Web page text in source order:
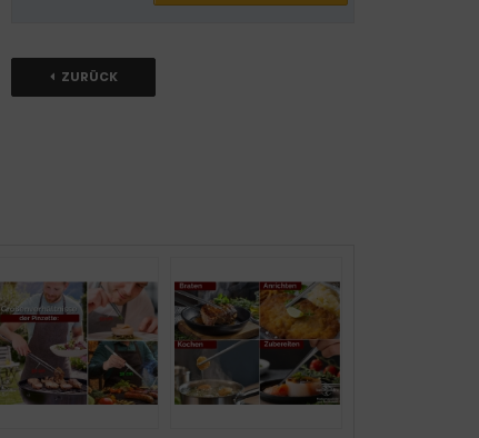
ZURÜCK